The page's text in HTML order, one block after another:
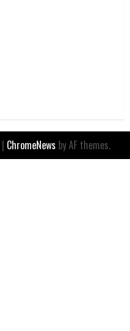
| ChromeNews by AF themes.